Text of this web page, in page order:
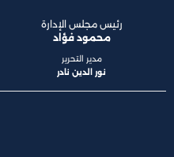
رئيس مجلس الإدارة
محمود فؤاد
مدير التحرير
نور الدين نادر